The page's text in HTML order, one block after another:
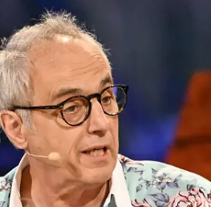
Das ist die neue Jury!